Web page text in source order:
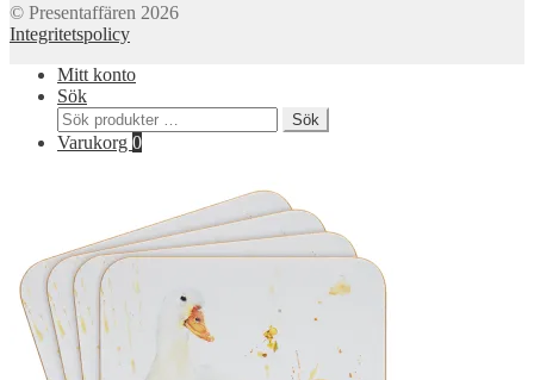
© Presentaffären 2026
Integritetspolicy
Mitt konto
Sök
Sök
efter:
Sök
Varukorg 0